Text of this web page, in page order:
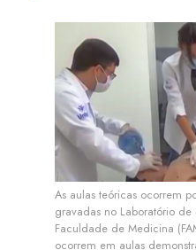
As aulas teóricas ocorrem
gravadas no Laboratório
Faculdade de Medicina
ocorrem em aulas